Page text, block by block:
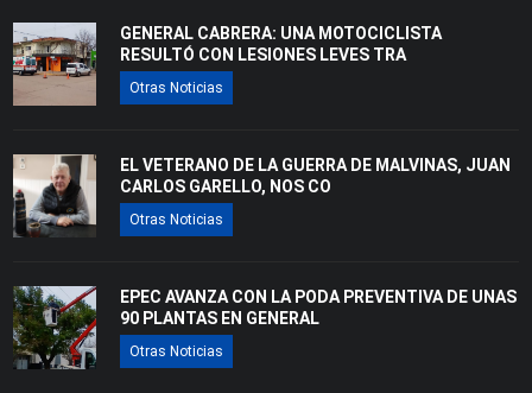
GENERAL CABRERA: UNA MOTOCICLISTA
RESULTÓ CON LESIONES LEVES TRA
Otras Noticias
EL VETERANO DE LA GUERRA DE MALVINAS, JUAN
CARLOS GARELLO, NOS CO
Otras Noticias
EPEC AVANZA CON LA PODA PREVENTIVA DE UNAS
90 PLANTAS EN GENERAL
Otras Noticias